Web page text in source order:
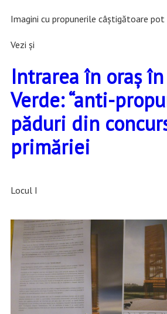
Imagini cu propunerile câștigătoare
Vezi și
Intrarea în oraș
Verde: “anti-
păduri din
primăriei
Locul I